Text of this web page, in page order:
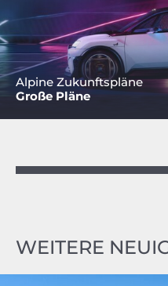
Alpine Zukunftspläne
Große Pläne
WEITERE